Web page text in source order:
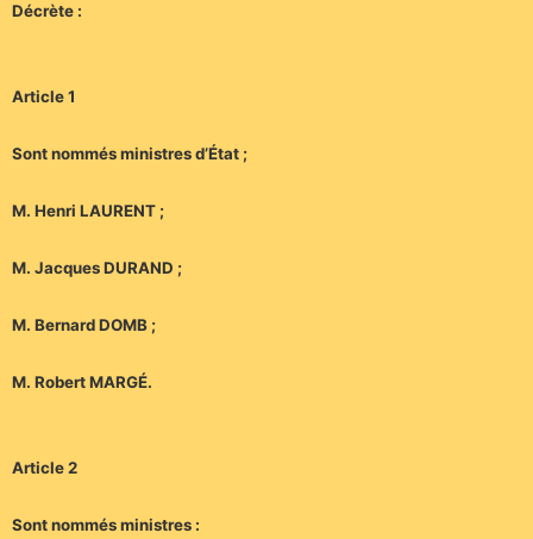
Décrète :
Article 1
Sont nommés ministres d’État ;
M. Henri LAURENT ;
M. Jacques DURAND ;
M. Bernard DOMB ;
M. Robert MARGÉ.
Article 2
Sont nommés ministres :